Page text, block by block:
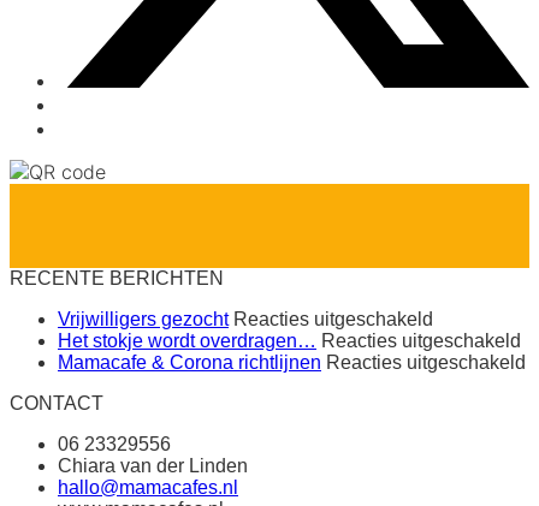
RECENTE BERICHTEN
Vrijwilligers gezocht Reacties uitgeschakeld
Vrijwilligers
gezocht
Het stokje wordt overdragen… Reacties uitgeschakeld
Mamacafe & Corona richtlijnen Reacties uitgeschakeld
CONTACT
06 23329556
Chiara van der Linden
hallo@mamacafes.nl